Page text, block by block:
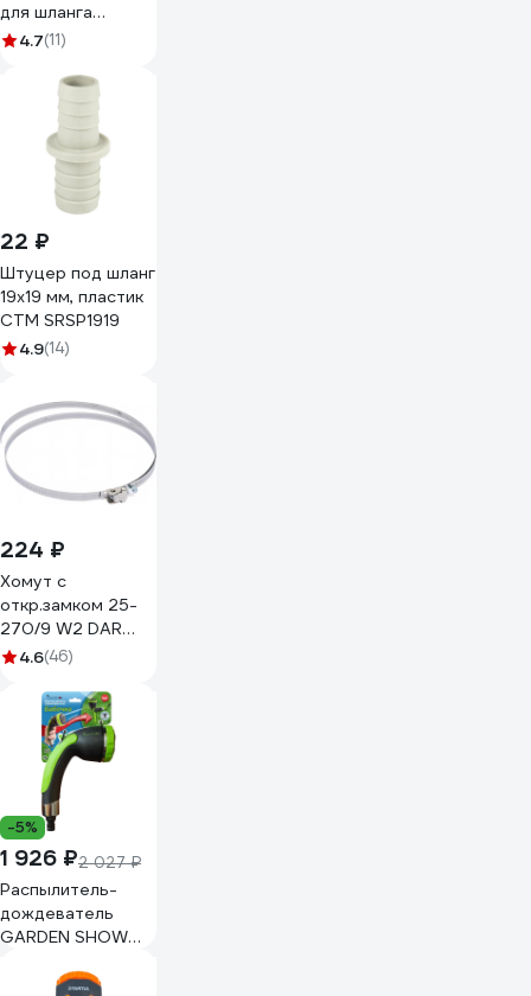
для шланга
OXCRAFT 3/4“
4.7(11)
22 ₽
Штуцер под шланг
19x19 мм, пластик
СТМ SRSP1919
4.9(14)
224 ₽
Хомут с
откр.замком 25-
270/9 W2 DAR
52013
4.6(46)
-5%
1 926 ₽2 027 ₽
Распылитель-
дождеватель
GARDEN SHOW
«Бабочка», 9